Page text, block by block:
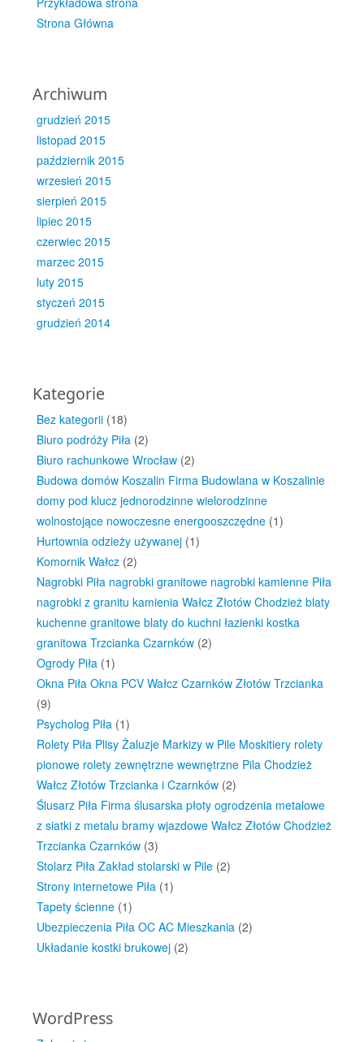
Strona Główna
Archiwum
grudzień 2015
listopad 2015
październik 2015
wrzesień 2015
sierpień 2015
lipiec 2015
czerwiec 2015
marzec 2015
luty 2015
styczeń 2015
grudzień 2014
Kategorie
Bez kategorii (18)
Biuro podróży Piła (2)
Biuro rachunkowe Wrocław (2)
Budowa domów Koszalin Firma Budowlana w Koszalinie
domy pod klucz jednorodzinne wielorodzinne
wolnostojące nowoczesne energooszczędne (1)
Hurtownia odzieży używanej (1)
Komornik Wałcz (2)
Nagrobki Piła nagrobki granitowe nagrobki kamienne Piła
nagrobki z granitu kamienia Wałcz Złotów Chodzież blaty
kuchenne granitowe blaty do kuchni łazienki kostka
granitowa Trzcianka Czarnków (2)
Ogrody Piła (1)
Okna Piła Okna PCV Wałcz Czarnków Złotów Trzcianka
(9)
Psycholog Piła (1)
Rolety Piła Plisy Żaluzje Markizy w Pile Moskitiery rolety
pionowe rolety zewnętrzne wewnętrzne Pila Chodzież
Wałcz Złotów Trzcianka i Czarnków (2)
Ślusarz Piła Firma ślusarska płoty ogrodzenia metalowe
z siatki z metalu bramy wjazdowe Wałcz Złotów Chodzież
Trzcianka Czarnków (3)
Stolarz Piła Zakład stolarski w Pile (2)
Strony internetowe Piła (1)
Tapety ścienne (1)
Ubezpieczenia Piła OC AC Mieszkania (2)
Układanie kostki brukowej (2)
WordPress